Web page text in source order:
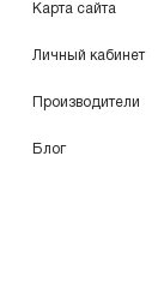
Карта сайта
Личный кабинет
Производители
Блог